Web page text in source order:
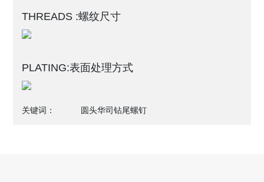
THREADS :螺纹尺寸
PLATING:表面处理方式
关键词： 圆头华司钻尾螺钉